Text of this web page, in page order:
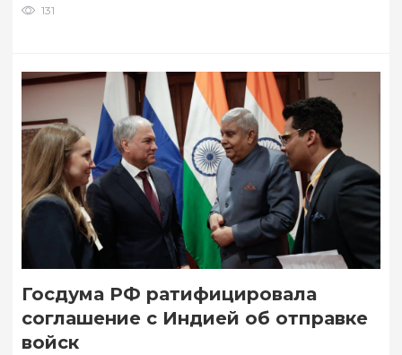
131
Госдума РФ ратифицировала
соглашение с Индией об отправке
войск